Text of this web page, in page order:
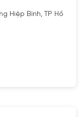
Hiệp Bình, TP Hồ